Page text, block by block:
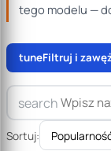
tego modelu —
tuneFiltruj i
search
Sortuj: